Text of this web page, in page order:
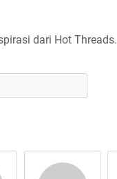
dari Hot Threads.